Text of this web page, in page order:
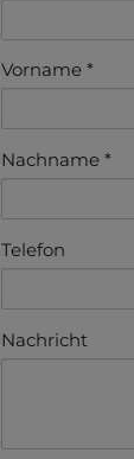
Vorname
Nachname
Telefon
Nachricht